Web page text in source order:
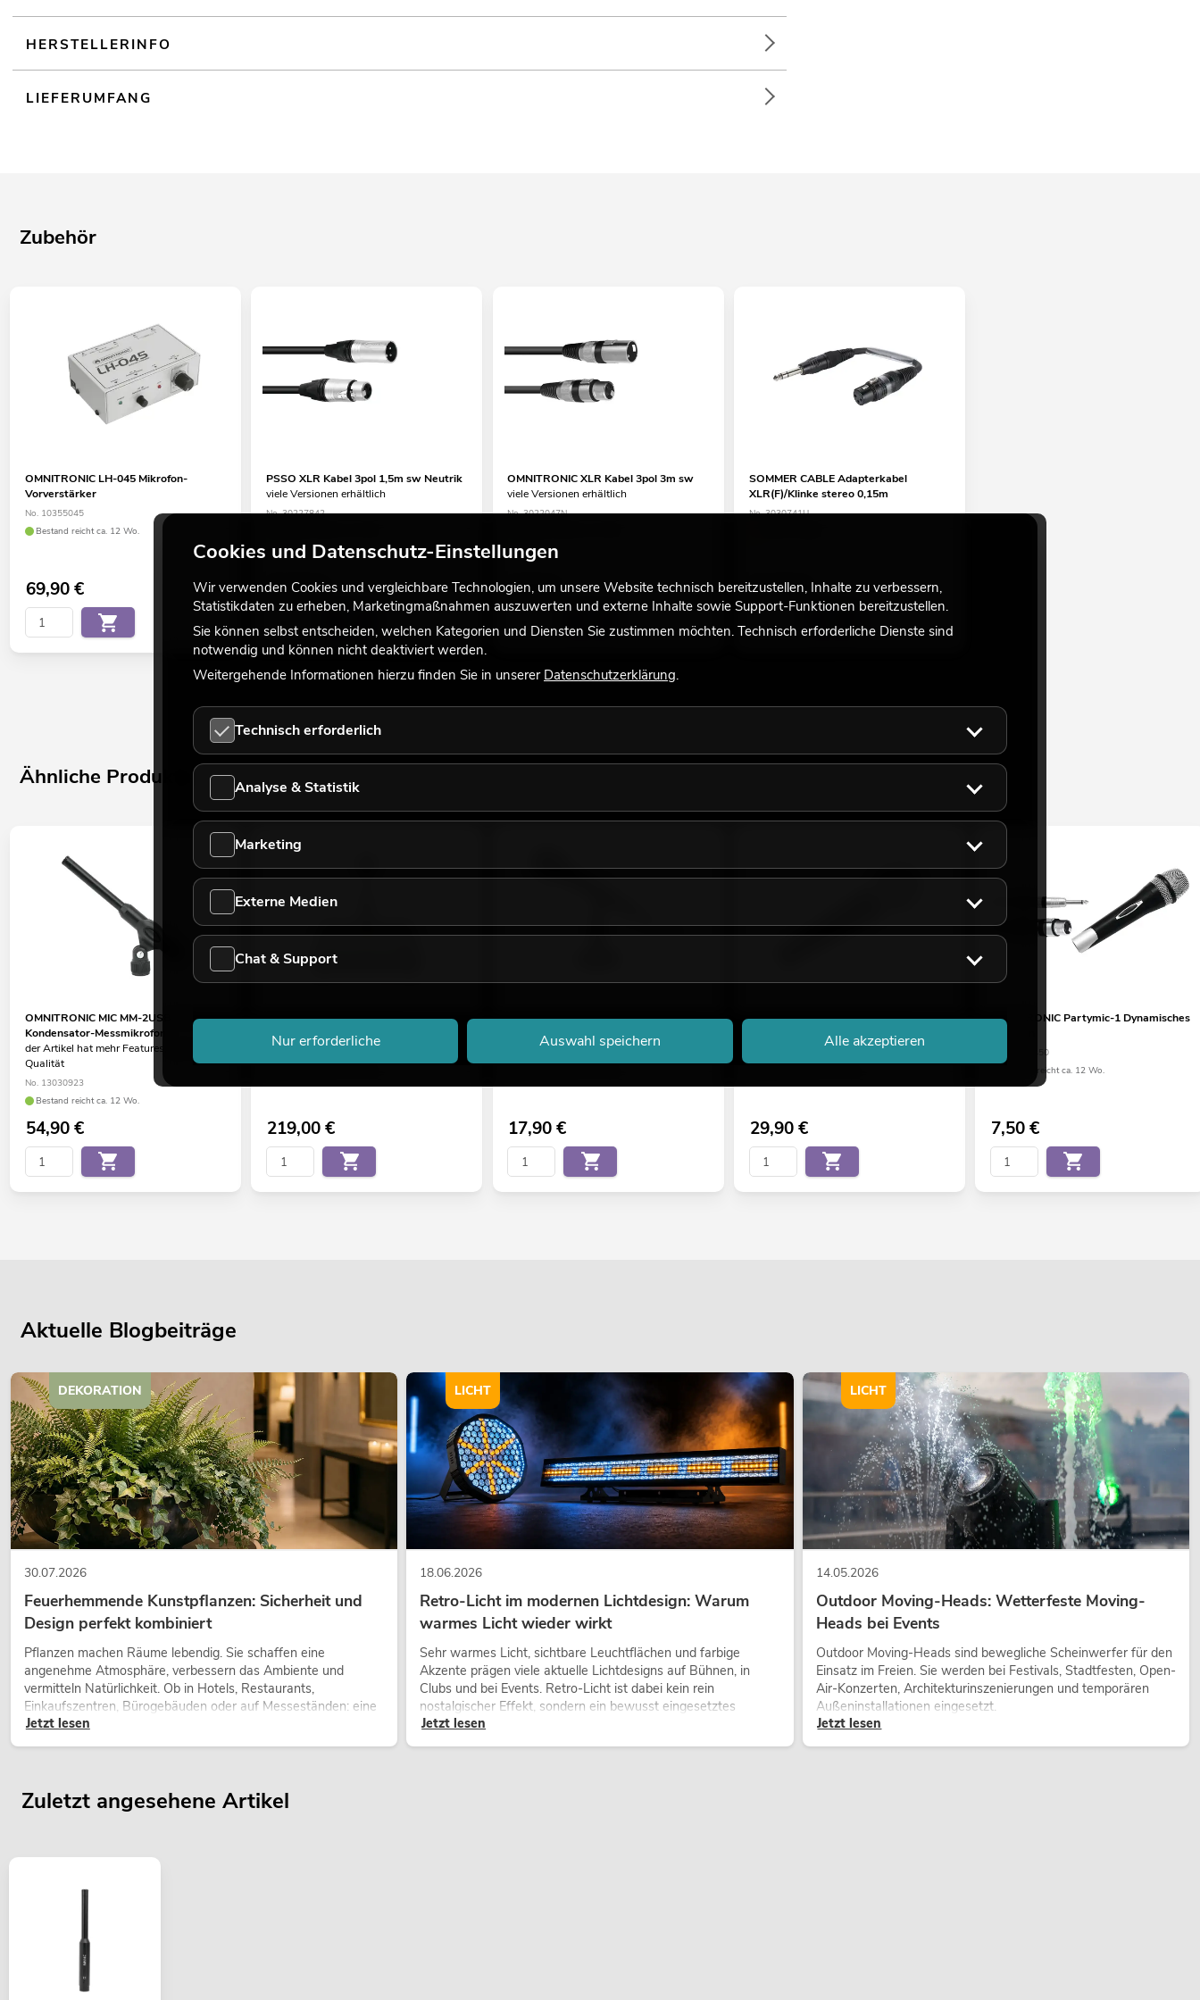
HERSTELLERINFO
LIEFERUMFANG
Zubehör
OMNITRONIC LH-045 Mikrofon-
Vorverstärker
No. 10355045
Bestand reicht ca. 12 Wo.
69,90€
PSSO XLR Kabel 3pol 1,5m sw Neutrik
viele Versionen erhältlich
No. 30227842
22,50€
OMNITRONIC XLR Kabel 3pol 3m sw
viele Versionen erhältlich
No. 3022047N
6,90€
SOMMER CABLE Adapterkabel
XLR(F)/Klinke stereo 0,15m
No. 3030741U
21,90€
Ähnliche Produkte
OMNITRONIC MIC MM-2USB USB-
Kondensator-Messmikrofon
der Artikel hat mehr Features, gleiche
Qualität
No. 13030923
Bestand reicht ca. 12 Wo.
54,90€
INTUSONIC HPA41 4-Zonen
Sprechstelle
219,00€
OMNITRONIC M-22 USB Dynamisches
Mikrofon
17,90€
OMNITRONIC M-60 Dynamisches
29,90€
OMNITRONIC Partymic-1 Dynamisches
No. 13000450
Bestand reicht ca. 12 Wo.
7,50€
Aktuelle Blogbeiträge
30.07.2026
Feuerhemmende Kunstpflanzen: Sicherheit und
Design perfekt kombiniert
Pflanzen machen Räume lebendig. Sie schaffen eine
angenehme Atmosphäre, verbessern das Ambiente und
vermitteln Natürlichkeit. Ob in Hotels, Restaurants,
Einkaufszentren, Bürogebäuden oder auf Messeständen: eine
hochwertige Begrünung gehört heute längst zum modernen
Raumkonzept.
Jetzt lesen
DEKORATION
18.06.2026
Retro-Licht im modernen Lichtdesign: Warum
warmes Licht wieder wirkt
Sehr warmes Licht, sichtbare Leuchtflächen und farbige
Akzente prägen viele aktuelle Lichtdesigns auf Bühnen, in
Clubs und bei Events. Retro-Licht ist dabei kein rein
nostalgischer Effekt, sondern ein bewusst eingesetztes
Gestaltungsmittel: Es schafft Atmosphäre, gibt Szenen
Charakter und kann technische LED-Setups emotionaler
Jetzt lesen
LICHT
14.05.2026
Outdoor Moving-Heads: Wetterfeste Moving-
Heads bei Events
Outdoor Moving-Heads sind bewegliche Scheinwerfer für den
Einsatz im Freien. Sie werden bei Festivals, Stadtfesten, Open-
Air-Konzerten, Architekturinszenierungen und temporären
Außeninstallationen eingesetzt.
Jetzt lesen
LICHT
Zuletzt angesehene Artikel
Cookies und Datenschutz-Einstellungen
Wir verwenden Cookies und vergleichbare Technologien, um unsere Website technisch bereitzustellen, Inhalte zu verbessern,
Statistikdaten zu erheben, Marketingmaßnahmen auszuwerten und externe Inhalte sowie Support-Funktionen bereitzustellen.
Sie können selbst entscheiden, welchen Kategorien und Diensten Sie zustimmen möchten. Technisch erforderliche Dienste sind
notwendig und können nicht deaktiviert werden.
Weitergehende Informationen hierzu finden Sie in unserer Datenschutzerklärung.
Technisch erforderlich
Analyse & Statistik
Marketing
Externe Medien
Chat & Support
Nur erforderliche Auswahl speichern Alle akzeptieren